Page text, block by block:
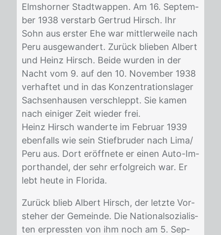
Elms­hor­ner Stadt­wap­pen. Am 16. Sep­tem­
ber 1938 ver­starb Ger­trud Hirsch. Ihr
Sohn aus ers­ter Ehe war mitt­ler­wei­le nach
Peru aus­ge­wan­dert. Zu­rück blie­ben Al­bert
und Heinz Hirsch. Bei­de wur­den in der
Nacht vom 9. auf den 10. No­vem­ber 1938
ver­haf­tet und in das Kon­zen­tra­ti­ons­la­ger
Sach­sen­hau­sen ver­schleppt. Sie ka­men
nach ei­ni­ger Zeit wie­der frei.
Heinz Hirsch wan­der­te im Fe­bru­ar 1939
eben­falls wie sein Stief­bru­der nach Lima/​
Peru aus. Dort er­öff­ne­te er ei­nen Auto-Im­
port­han­del, der sehr er­folg­reich war. Er
lebt heu­te in Flo­ri­da.
Zu­rück blieb Al­bert Hirsch, der letz­te Vor­
ste­her der Ge­mein­de. Die Na­tio­nal­so­zia­lis­
ten er­press­ten von ihm noch am 5. Sep­